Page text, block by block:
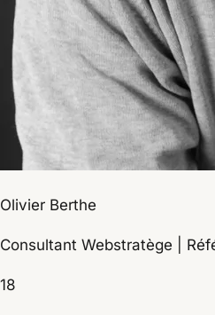
Olivier Berthe
Consultant Webstratège |
18